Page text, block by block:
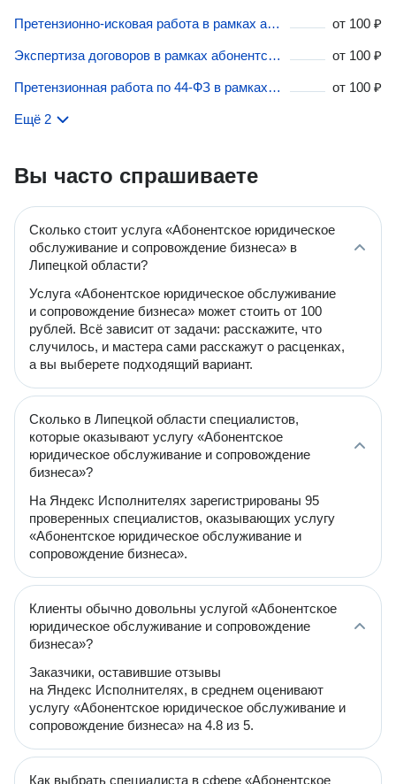
Претензионно-исковая работа в рамках абонентского обслуживания и сопровождения бизнеса в Липецкой области от 100 ₽
Экспертиза договоров в рамках абонентского обслуживания и сопровождения бизнеса в Липецкой области от 100 ₽
Претензионная работа по 44-ФЗ в рамках абонентского обслуживания и сопровождения бизнеса в Липецкой области от 100 ₽
Ещё 2
Вы часто спрашиваете
Сколько стоит услуга «Абонентское юридическое
обслуживание и сопровождение бизнеса» в
Липецкой области?
Услуга «Абонентское юридическое обслуживание
и сопровождение бизнеса» может стоить от 100
рублей. Всё зависит от задачи: расскажите, что
случилось, и мастера сами расскажут о расценках,
а вы выберете подходящий вариант.
Сколько в Липецкой области специалистов,
которые оказывают услугу «Абонентское
юридическое обслуживание и сопровождение
бизнеса»?
На Яндекс Исполнителях зарегистрированы 95
проверенных специалистов, оказывающих услугу
«Абонентское юридическое обслуживание и
сопровождение бизнеса».
Клиенты обычно довольны услугой «Абонентское
юридическое обслуживание и сопровождение
бизнеса»?
Заказчики, оставившие отзывы
на Яндекс Исполнителях, в среднем оценивают
услугу «Абонентское юридическое обслуживание и
сопровождение бизнеса» на 4.8 из 5.
Как выбрать специалиста в сфере «Абонентское